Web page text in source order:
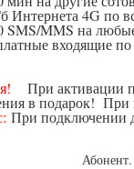
Интернета 4G по
SMS/MMS на
входящие
При активации
в подарок! При
При подключении